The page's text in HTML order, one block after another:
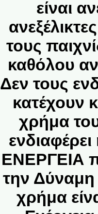
είναι
τους
καθόλου
Δεν τους
κατέχουν
χρήμα
ΕΝΕΡΓΕΙΑ
την Δύναμη
χρήμα